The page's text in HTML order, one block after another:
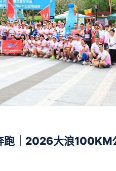
地
跑｜2026大浪100KM